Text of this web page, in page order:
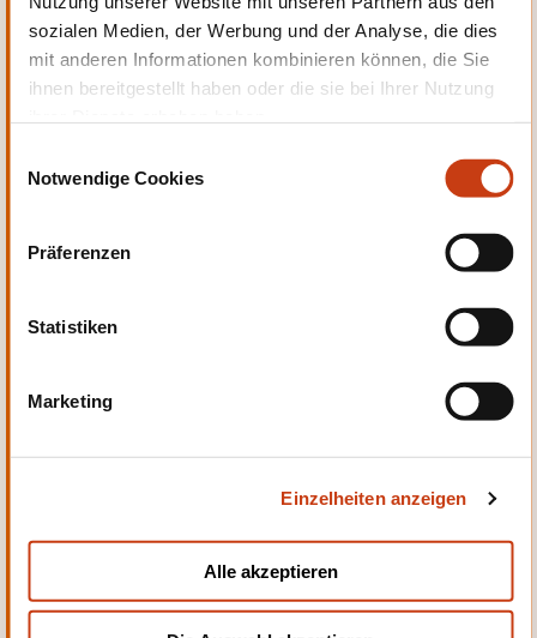
sozialen Medien, der Werbung und der Analyse, die dies
mit anderen Informationen kombinieren können, die Sie
ihnen bereitgestellt haben oder die sie bei Ihrer Nutzung
Notwendige Cookies
Präferenzen
Statistiken
Marketing
Einzelheiten anzeigen
Alle akzeptieren
Entwicklung
Transport, Innerbetriebliches
Transportwesen